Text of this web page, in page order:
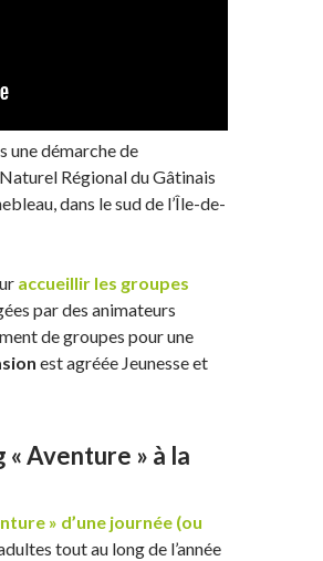
une démarche de
Régional du Gâtinais
dans le sud de l’Île-de-
accueillir les groupes
par des animateurs
de groupes pour une
est agréée Jeunesse et
Aventure » à la
» d’une journée (ou
tout au long de l’année